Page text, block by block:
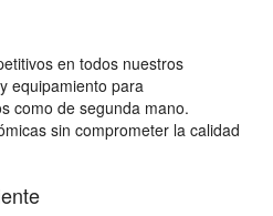
en todos nuestros
equipamiento para
como de segunda mano.
sin comprometer la calidad